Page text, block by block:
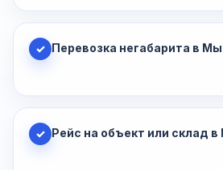
✓ Перевозка негабарита в
✓ Рейс на объект или склад